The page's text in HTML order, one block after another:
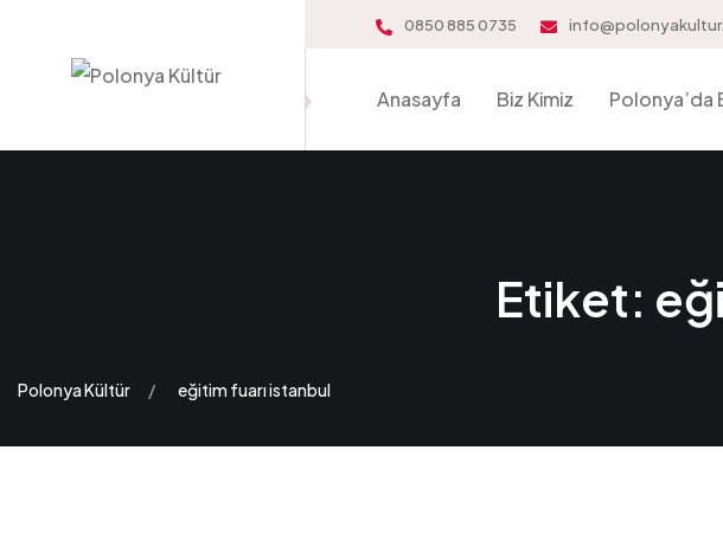
0850 885 0735
Anasayfa Biz Kimiz Polonya’da
Etiket:
Polonya Kültür eğitim fuarı istanbul